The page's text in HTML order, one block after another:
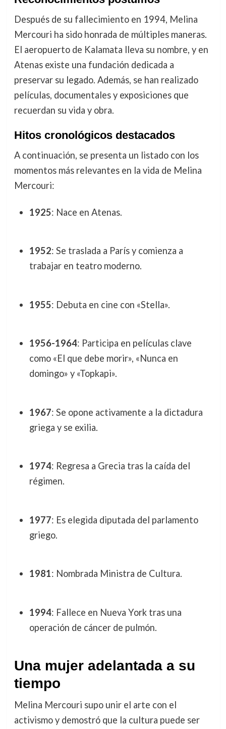
Después de su fallecimiento en 1994, Melina
Mercouri ha sido honrada de múltiples maneras.
El aeropuerto de Kalamata lleva su nombre, y en
Atenas existe una fundación dedicada a
preservar su legado. Además, se han realizado
películas, documentales y exposiciones que
recuerdan su vida y obra.
Hitos cronológicos destacados
A continuación, se presenta un listado con los
momentos más relevantes en la vida de Melina
Mercouri:
1925: Nace en Atenas.
1952: Se traslada a París y comienza a
trabajar en teatro moderno.
1955: Debuta en cine con «Stella».
1956-1964: Participa en películas clave
como «El que debe morir», «Nunca en
domingo» y «Topkapi».
1967: Se opone activamente a la dictadura
griega y se exilia.
1974: Regresa a Grecia tras la caída del
régimen.
1977: Es elegida diputada del parlamento
griego.
1981: Nombrada Ministra de Cultura.
1994: Fallece en Nueva York tras una
operación de cáncer de pulmón.
Una mujer adelantada a su
tiempo
Melina Mercouri supo unir el arte con el
activismo y demostró que la cultura puede ser